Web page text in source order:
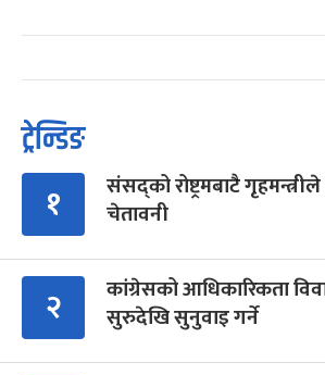
ट्रेन्डिङ
१
संसद्को रोष्ट्रमबाटै गृहमन्त्रीले
चेतावनी
२
कांग्रेसको आधिकारिकता
सुरुदेखि सुनुवाइ गर्ने